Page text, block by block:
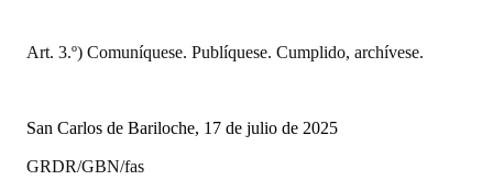
Art. 3.º) Comuníquese. Publíquese. Cumplido, archívese.
San Carlos de Bariloche, 17 de julio de 2025
GRDR/GBN/fas